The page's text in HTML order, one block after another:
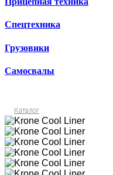
Спецтехника
Грузовики
Самосвалы
Каталог